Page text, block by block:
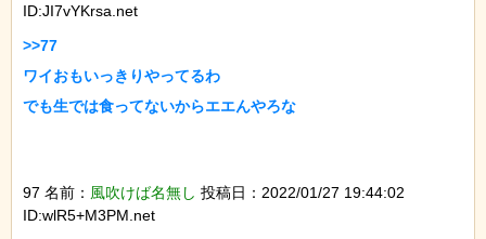
ID:JI7vYKrsa.net
>>77
ワイおもいっきりやってるわ
でも生では食ってないからエエんやろな
97 名前： 風吹けば名無し 投稿日：2022/01/27 19:44:02
ID:wlR5+M3PM.net